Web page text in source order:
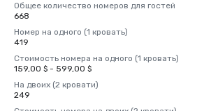
Общее количество номеров для гостей
668
Номер на одного (1 кровать)
419
Стоимость номера на одного (1 кровать)
159,00 $ - 599,00 $
На двоих (2 кровати)
249